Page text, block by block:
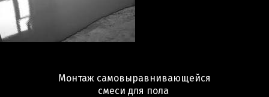
Монтаж самовыравнивающейся
смеси для пола